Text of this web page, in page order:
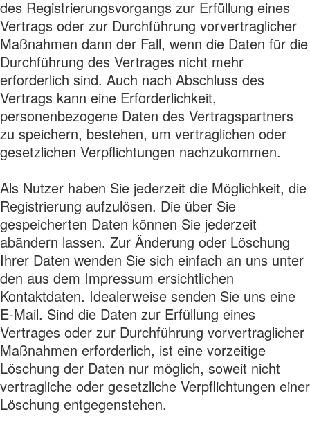
des Registrierungsvorgangs zur Erfüllung eines
Vertrags oder zur Durchführung vorvertraglicher
Maßnahmen dann der Fall, wenn die Daten für die
Durchführung des Vertrages nicht mehr
erforderlich sind. Auch nach Abschluss des
Vertrags kann eine Erforderlichkeit,
personenbezogene Daten des Vertragspartners
zu speichern, bestehen, um vertraglichen oder
gesetzlichen Verpflichtungen nachzukommen.
Als Nutzer haben Sie jederzeit die Möglichkeit, die
Registrierung aufzulösen. Die über Sie
gespeicherten Daten können Sie jederzeit
abändern lassen. Zur Änderung oder Löschung
Ihrer Daten wenden Sie sich einfach an uns unter
den aus dem Impressum ersichtlichen
Kontaktdaten. Idealerweise senden Sie uns eine
E-Mail. Sind die Daten zur Erfüllung eines
Vertrages oder zur Durchführung vorvertraglicher
Maßnahmen erforderlich, ist eine vorzeitige
Löschung der Daten nur möglich, soweit nicht
vertragliche oder gesetzliche Verpflichtungen einer
Löschung entgegenstehen.